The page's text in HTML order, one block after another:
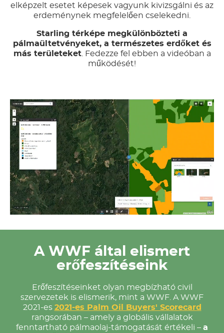
elképzelt esetet képesek vagyunk kivizsgálni és az
erdeménynek megfelelően cselekedni.
Starling térképe megkülönbözteti a
pálmaültetvényeket, a természetes erdőket és
más területeket. Fedezze fel ebben a videóban a
működését!
A WWF által elismert
erőfeszítéseink
Erőfeszítéseinket olyan megbízható civil
szervezetek is elismerik, mint a WWF. A WWF
2021-es 2021-es Palm Oil Buyers' Scorecard
rangsorában – amely a globális vállalatok
fenntartható pálmaolaj-támogatását értékeli – a